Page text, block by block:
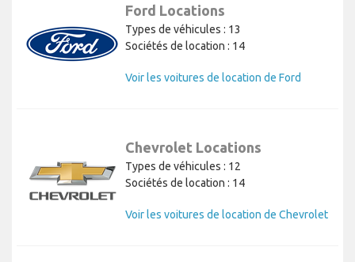
Ford Locations
Types de véhicules : 13
Sociétés de location : 14
Voir les voitures de location de Ford
Chevrolet Locations
Types de véhicules : 12
Sociétés de location : 14
Voir les voitures de location de Chevrolet